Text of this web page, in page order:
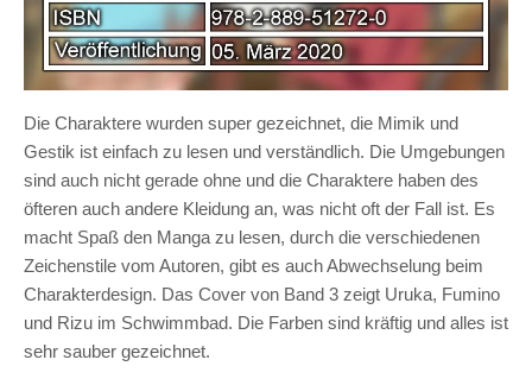
Die Charaktere wurden super gezeichnet, die Mimik und
Gestik ist einfach zu lesen und verständlich. Die Umgebungen
sind auch nicht gerade ohne und die Charaktere haben des
öfteren auch andere Kleidung an, was nicht oft der Fall ist. Es
macht Spaß den Manga zu lesen, durch die verschiedenen
Zeichenstile vom Autoren, gibt es auch Abwechselung beim
Charakterdesign. Das Cover von Band 3 zeigt Uruka, Fumino
und Rizu im Schwimmbad. Die Farben sind kräftig und alles ist
sehr sauber gezeichnet.